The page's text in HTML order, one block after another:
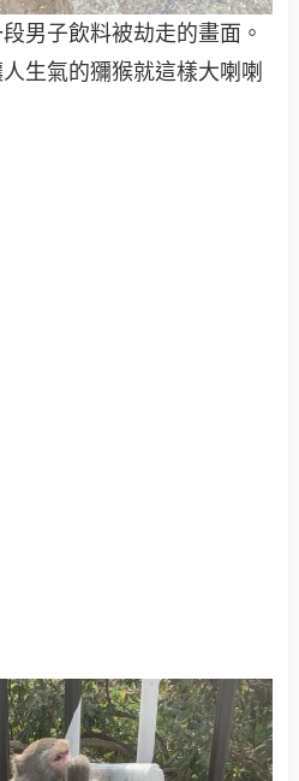
男子飲料被劫走的畫面。
生氣的獼猴就這樣大喇喇